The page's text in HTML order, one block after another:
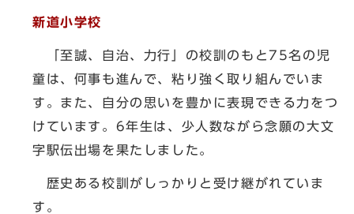
新道小学校
「至誠、自治、力行」の校訓のもと75名の児
童は、何事も進んで、粘り強く取り組んでいま
す。また、自分の思いを豊かに表現できる力をつ
けています。6年生は、少人数ながら念願の大文
字駅伝出場を果たしました。
歴史ある校訓がしっかりと受け継がれていま
す。